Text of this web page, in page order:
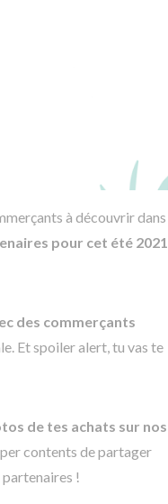
à découvrir dans
pour cet été 2021
des commerçants
Et spoiler alert, tu vas te
de tes achats sur nos
contents de partager
!